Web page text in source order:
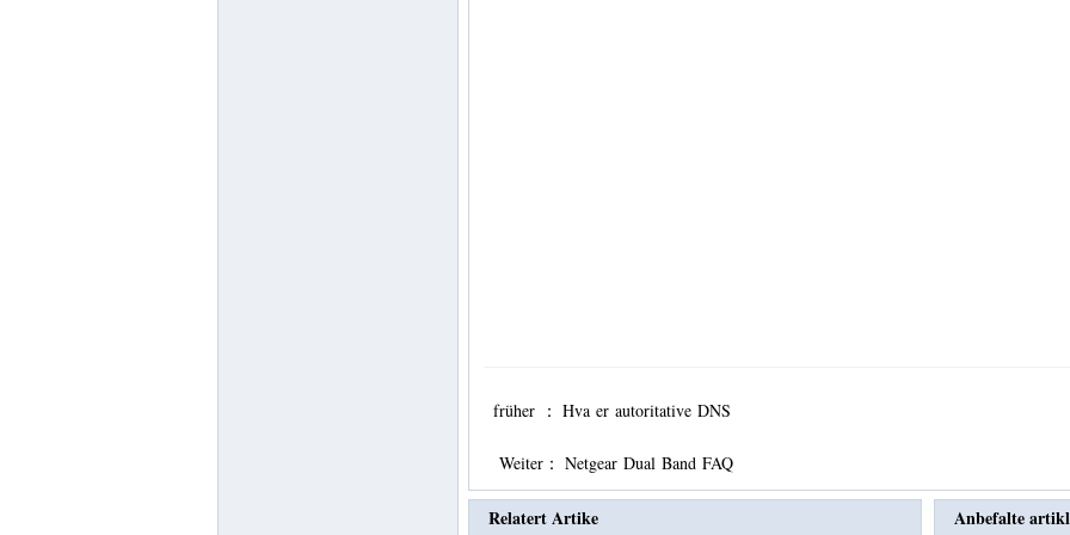
früher ： Hva er autoritative DNS
Weiter： Netgear Dual Band FAQ
Relatert Artike Anbefalte